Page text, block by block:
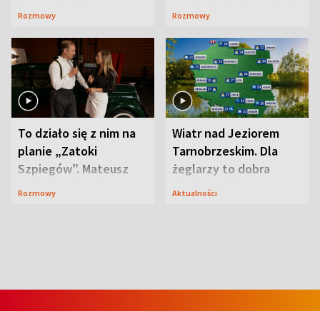
jest zaskakująco
Rozmowy
szpiegów” od razu ich
Rozmowy
To działo się z nim na
planie „Zatoki
Szpiegów”. Mateusz
Janicki odsłonił
Rozmowy
Wiatr nad Jeziorem
Tarnobrzeskim. Dla
żeglarzy to dobra
wiadomość
Aktualności